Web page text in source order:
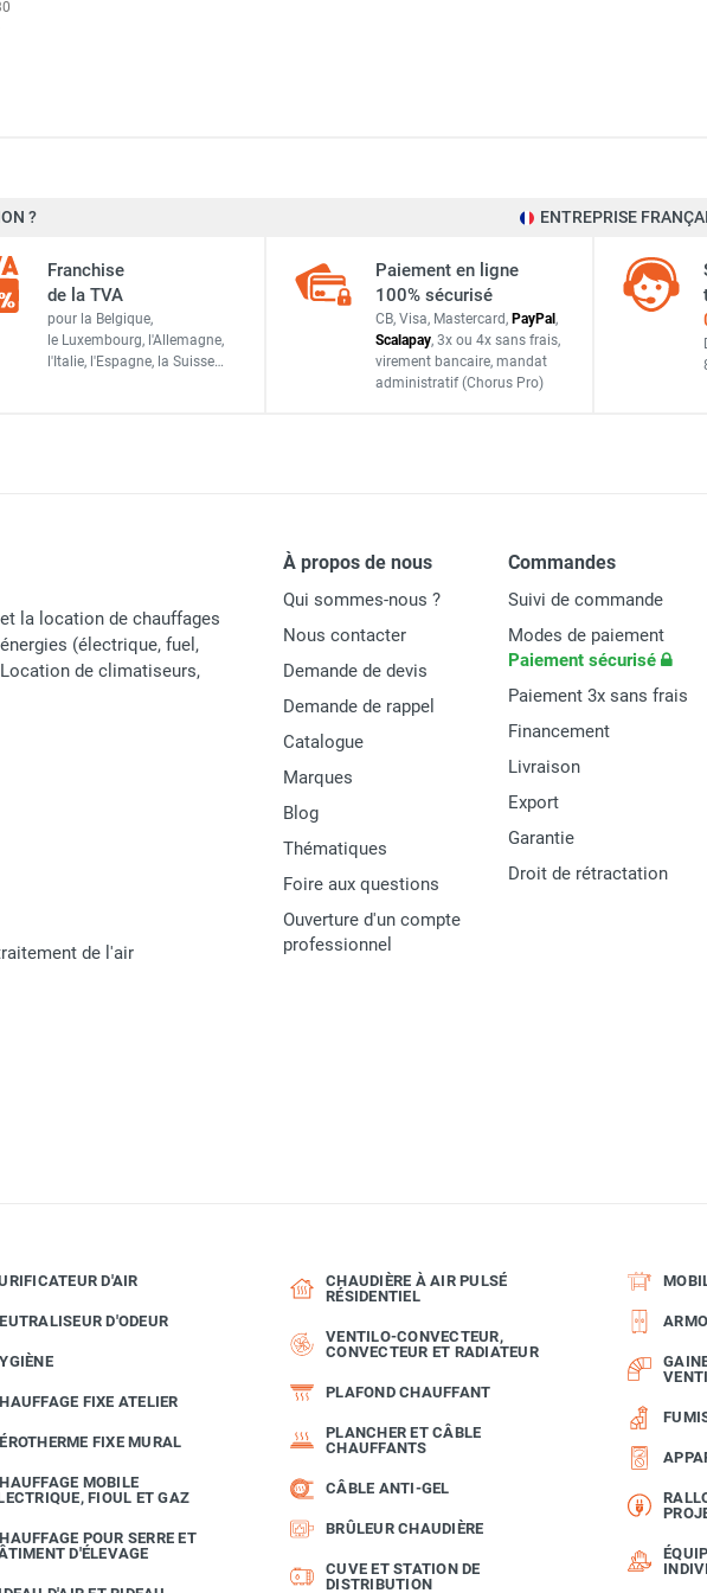
indirecte mobile TITAN155 - SOVELOR-DANTHERM
AC141
France
ACCESSOIRES
? ENTREPRISE
Franchise
de la TVA
pour la Belgique,
le Luxembourg, l'Allemagne,
l'Italie, l'Espagne, la Suisse…
Paiement en ligne
100% sécurisé
CB, Visa, Mastercard, PayPal ,
Scalapay, 3x ou 4x sans frais,
virement bancaire, mandat
administratif (Chorus Pro)
la location de chauffages
(électrique, fuel,
de climatiseurs,
de l'air
À propos de nous
Qui sommes-nous ?
Nous contacter
Demande de devis
Demande de rappel
Catalogue
Marques
Blog
Thématiques
Foire aux questions
Ouverture d'un compte
professionnel
Commandes
Suivi de commande
Modes de paiement
Paiement sécurisé
Paiement 3x sans frais
Financement
Livraison
Export
Garantie
Droit de rétractation
D'AIR
D'ODEUR
FIXE ATELIER
FIXE MURAL
MOBILE
FIOUL ET GAZ
POUR SERRE ET
D'ÉLEVAGE
CHAUDIÈRE À AIR PULSÉ
RÉSIDENTIEL
VENTILO-CONVECTEUR,
CONVECTEUR ET RADIATEUR
PLAFOND CHAUFFANT
PLANCHER ET CÂBLE
CHAUFFANTS
CÂBLE ANTI-GEL
BRÛLEUR CHAUDIÈRE
CUVE ET STATION DE
DISTRIBUTION